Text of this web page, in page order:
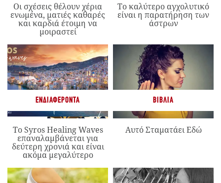
Οι σχέσεις θέλουν χέρια
ενωμένα, ματιές καθαρές
και καρδιά έτοιμη να
μοιραστεί
Το καλύτερο αγχολυτικό
είναι η παρατήρηση των
άστρων
ΕΝΔΙΑΦΈΡΟΝΤΑ
Το Syros Healing Waves
επαναλαμβάνεται για
δεύτερη χρονιά και είναι
ακόμα μεγαλύτερο
ΒΙΒΛΊΑ
Αυτό Σταματάει Εδώ